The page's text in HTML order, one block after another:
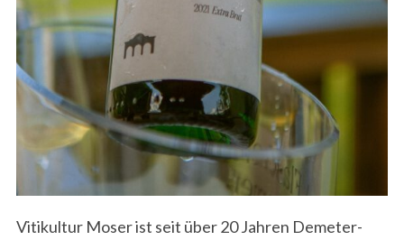
Vitikultur Moser ist seit über 20 Jahren Demeter-